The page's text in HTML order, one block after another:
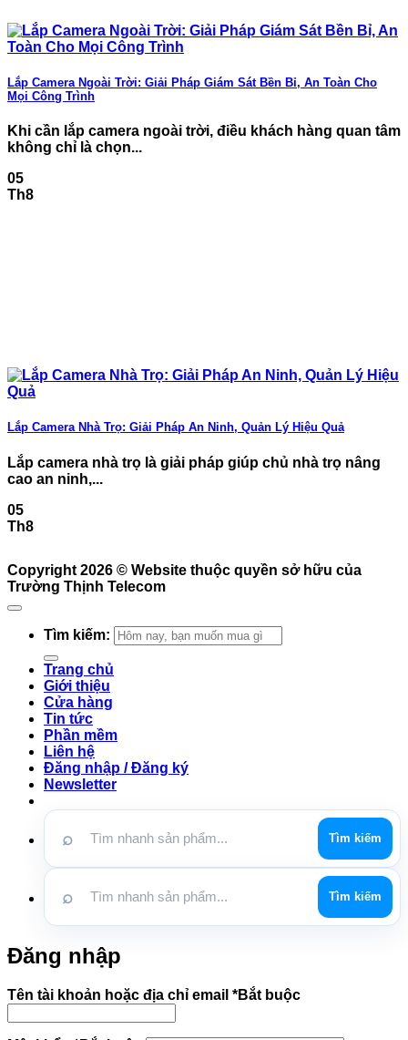
Lắp Camera Ngoài Trời: Giải Pháp Giám Sát Bền Bỉ, An Toàn Cho
Mọi Công Trình
Khi cần lắp camera ngoài trời, điều khách hàng quan tâm
không chỉ là chọn...
05
Th8
Lắp Camera Nhà Trọ: Giải Pháp An Ninh, Quản Lý Hiệu Quả
Lắp camera nhà trọ là giải pháp giúp chủ nhà trọ nâng
cao an ninh,...
05
Th8
Copyright 2026 © Website thuộc quyền sở hữu của
Trường Thịnh Telecom
Tìm kiếm:
Trang chủ
Giới thiệu
Cửa hàng
Tin tức
Phần mềm
Liên hệ
Đăng nhập / Đăng ký
Newsletter
⌕ Tìm kiếm
⌕ Tìm kiếm
Đăng nhập
Tên tài khoản hoặc địa chỉ email *Bắt buộc